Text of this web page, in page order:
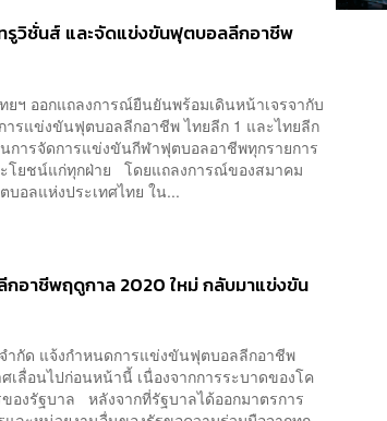
รูวิชั่นส์ และจัดแข่งขันฟุตบอลลีกอาชีพ
ฯ ออกแถลงการณ์ยืนยันพร้อมเดินหน้าเจรจากับ
รแข่งขันฟุตบอลลีกอาชีพ ไทยลีก 1 และไทยลีก
นการจัดการแข่งขันกีฬาฟุตบอลอาชีพทุกรายการ
ะโยชน์แก่ทุกฝ่าย โดยแถลงการณ์ของสมาคม
อลแห่งประเทศไทย ใน...
อาชีพฤดูกาล 2020 ใหม่ กลับมาแข่งขัน
ำกัด แจ้งกำหนดการแข่งขันฟุตบอลลีกอาชีพ
เลื่อนไปก่อนหน้านี้ เนื่องจากการระบาดของโค
องรัฐบาล หลังจากที่รัฐบาลได้ออกมาตรการ